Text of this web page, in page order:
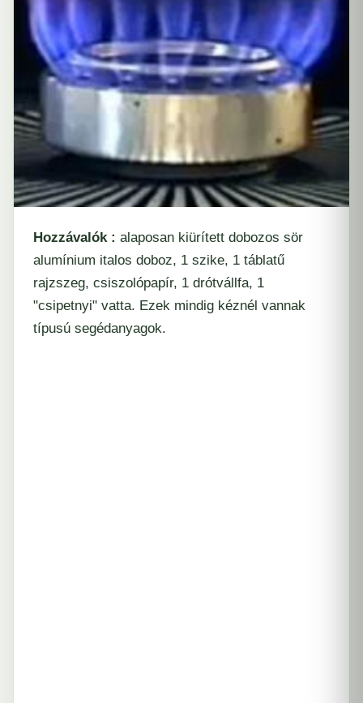
Hozzávalók : alaposan kiürített dobozos sör
alumínium italos doboz, 1 szike, 1 táblatű
rajzszeg, csiszolópapír, 1 drótvállfa, 1
"csipetnyi" vatta. Ezek mindig kéznél vannak
típusú segédanyagok.